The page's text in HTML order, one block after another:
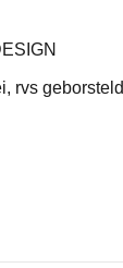
rvs geborsteld